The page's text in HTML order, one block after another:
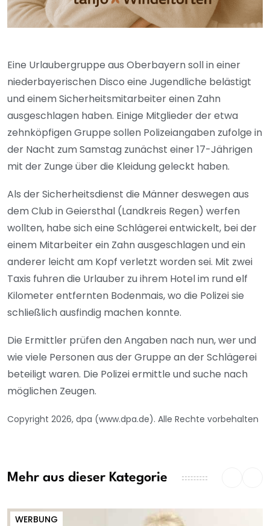
Eine Urlaubergruppe aus Oberbayern soll in einer
niederbayerischen Disco eine Jugendliche belästigt
und einem Sicherheitsmitarbeiter einen Zahn
ausgeschlagen haben. Einige Mitglieder der etwa
zehnköpfigen Gruppe sollen Polizeiangaben zufolge in
der Nacht zum Samstag zunächst einer 17-Jährigen
mit der Zunge über die Kleidung geleckt haben.
Als der Sicherheitsdienst die Männer deswegen aus
dem Club in Geiersthal (Landkreis Regen) werfen
wollten, habe sich eine Schlägerei entwickelt, bei der
einem Mitarbeiter ein Zahn ausgeschlagen und ein
anderer leicht am Kopf verletzt worden sei. Mit zwei
Taxis fuhren die Urlauber zu ihrem Hotel im rund elf
Kilometer entfernten Bodenmais, wo die Polizei sie
schließlich ausfindig machen konnte.
Die Ermittler prüfen den Angaben nach nun, wer und
wie viele Personen aus der Gruppe an der Schlägerei
beteiligt waren. Die Polizei ermittle und suche nach
möglichen Zeugen.
Copyright 2026, dpa (www.dpa.de). Alle Rechte vorbehalten
Mehr aus dieser Kategorie
WERBUNG